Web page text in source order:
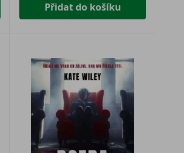
Přidat do košíku